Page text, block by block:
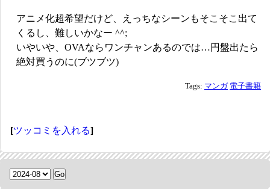
アニメ化超希望だけど、えっちなシーンもそこそこ出て
くるし、難しいかなー ^^;
いやいや、OVAならワンチャンあるのでは…円盤出たら
絶対買うのに(ブツブツ)
Tags: マンガ 電子書籍
[ツッコミを入れる]